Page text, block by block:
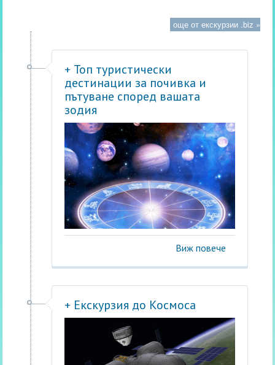
още от екскурзии .biz »
+ Топ туристически
дестинации за почивка и
пътуване според вашата
зодия
Виж повече
+ Екскурзия до Космоса